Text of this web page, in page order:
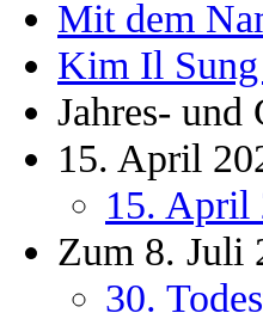
Mit dem
Kim Il
Jahres- und
15. April
15. April
Zum 8. Juli
30.